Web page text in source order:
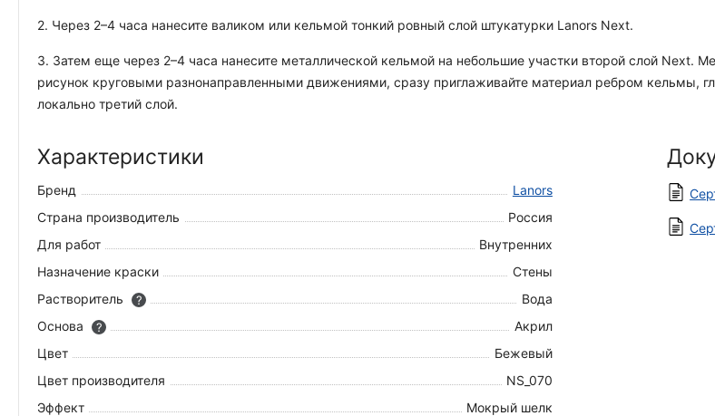
2. Через 2–4 часа нанесите валиком или кельмой тонкий ровный слой штукатурки Lanors Next.
3. Затем еще через 2–4 часа нанесите металлической кельмой на небольшие участки второй слой Next.
рисунок круговыми разнонаправленными движениями, сразу приглаживайте материал ребром кельмы,
локально третий слой.
Характеристики
Бренд
Lanors
Страна производитель
Россия
Для работ
Внутренних
Назначение краски
Стены
Растворитель
?
Вода
Основа
?
Акрил
Цвет
Бежевый
Цвет производителя
NS_070
Эффект
Мокрый шелк